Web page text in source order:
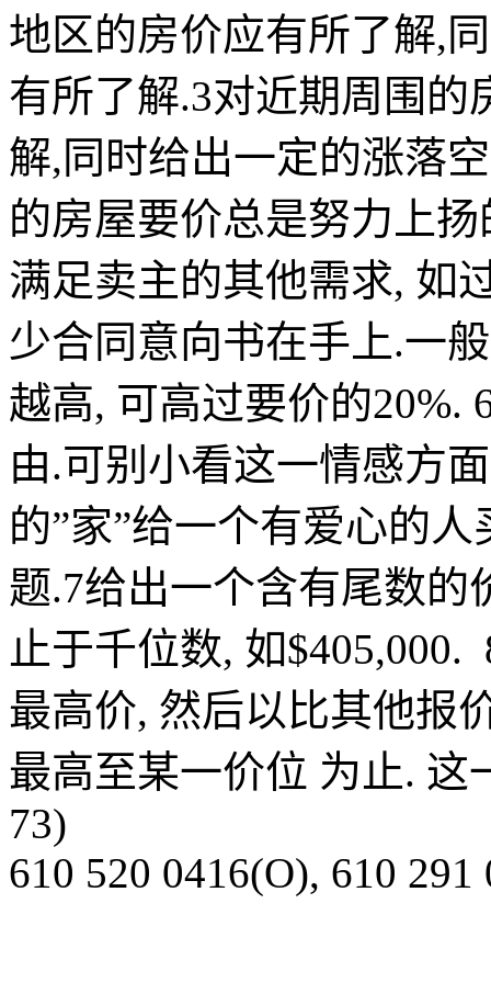
地区的房价应有所了解,
有所了解.3对近期周围的
解,同时给出一定的涨落
的房屋要价总是努力上扬
满足卖主的其他需求, 如
少合同意向书在手上.一
越高, 可高过要价的20%.
由.可别小看这一情感方
的”家”给一个有爱心的人
题.7给出一个含有尾数的
止于千位数, 如$405,000.
最高价, 然后以比其他报
最高至某一价位 为止. 这
73)
610 520 0416(O), 610 291